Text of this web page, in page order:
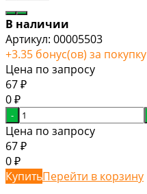
В наличии
Артикул: 00005503
+3.35 бонус(ов) за покупку
Цена по запросу
67 ₽
0 ₽
-
Цена по запросу
67 ₽
0 ₽
КупитьПерейти в корзину